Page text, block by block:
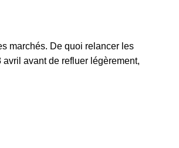
marchés. De quoi relancer les
avant de refluer légèrement,